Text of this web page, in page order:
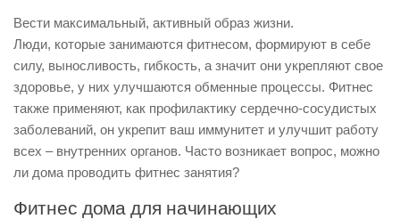
Вести максимальный, активный образ жизни.
Люди, которые занимаются фитнесом, формируют в себе
силу, выносливость, гибкость, а значит они укрепляют свое
здоровье, у них улучшаются обменные процессы. Фитнес
также применяют, как профилактику сердечно-сосудистых
заболеваний, он укрепит ваш иммунитет и улучшит работу
всех – внутренних органов. Часто возникает вопрос, можно
ли дома проводить фитнес занятия?
Фитнес дома для начинающих